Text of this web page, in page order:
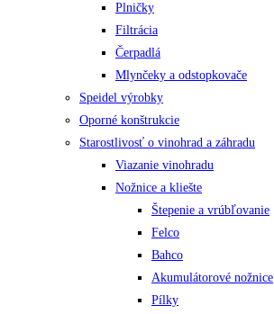
Plničky
Filtrácia
Čerpadlá
Mlynčeky a odstopkovače
Speidel výrobky
Oporné konštrukcie
Starostlivosť o vinohrad a záhradu
Viazanie vinohradu
Nožnice a kliešte
Štepenie a vrúbľovanie
Felco
Bahco
Akumulátorové nožnice
Pílky